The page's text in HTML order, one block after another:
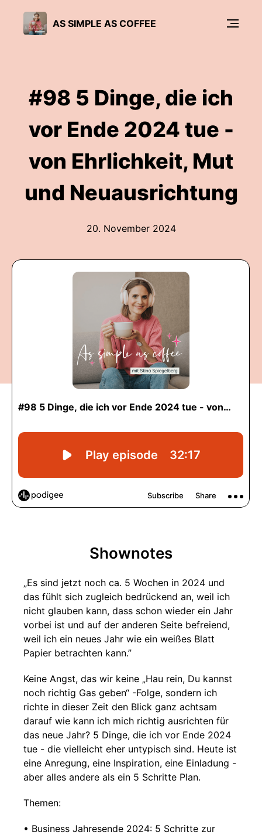
AS SIMPLE AS COFFEE
#98 5 Dinge, die ich
vor Ende 2024 tue -
von Ehrlichkeit, Mut
und Neuausrichtung
20. November 2024
Shownotes
„Es sind jetzt noch ca. 5 Wochen in 2024 und
das fühlt sich zugleich bedrückend an, weil ich
nicht glauben kann, dass schon wieder ein Jahr
vorbei ist und auf der anderen Seite befreiend,
weil ich ein neues Jahr wie ein weißes Blatt
Papier betrachten kann.”
Keine Angst, das wir keine „Hau rein, Du kannst
noch richtig Gas geben“ -Folge, sondern ich
richte in dieser Zeit den Blick ganz achtsam
darauf wie kann ich mich richtig ausrichten für
das neue Jahr? 5 Dinge, die ich vor Ende 2024
tue - die vielleicht eher untypisch sind. Heute ist
eine Anregung, eine Inspiration, eine Einladung -
aber alles andere als ein 5 Schritte Plan.
Themen:
• Business Jahresende 2024: 5 Schritte zur